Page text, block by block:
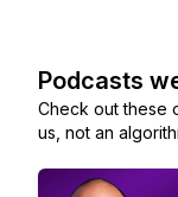
Podcasts
Check out these
us, not an